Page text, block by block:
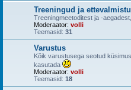
Treeningud ja
Treeningmeetoditest ja -
Moderaator: volli
Teemasid: 31
Varustus
Kõik varustusega seotud
kasutada
Moderaator: volli
Teemasid: 18